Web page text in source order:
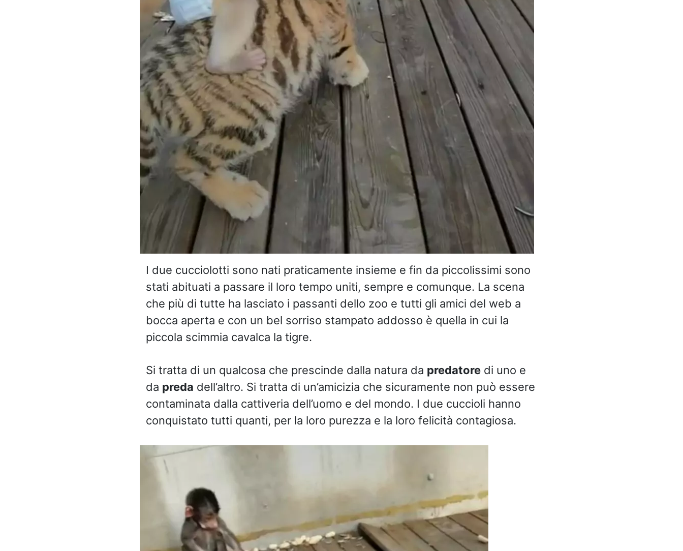
I due cucciolotti sono nati praticamente insieme e fin da piccolissimi sono
stati abituati a passare il loro tempo uniti, sempre e comunque. La scena
che più di tutte ha lasciato i passanti dello zoo e tutti gli amici del web a
bocca aperta e con un bel sorriso stampato addosso è quella in cui la
piccola scimmia cavalca la tigre.
Si tratta di un qualcosa che prescinde dalla natura da predatoredi uno e
da preda dell’altro. Si tratta di un’amicizia che sicuramente non può essere
contaminata dalla cattiveria dell’uomo e del mondo. I due cuccioli hanno
conquistato tutti quanti, per la loro purezza e la loro felicità contagiosa.